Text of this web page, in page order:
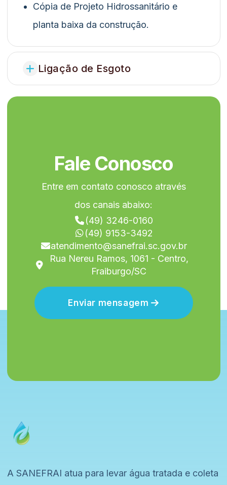
Cópia de Projeto Hidrossanitário e
planta baixa da construção.
Ligação de Esgoto
Fale Conosco
Entre em contato conosco através
dos canais abaixo:
(49) 3246-0160
(49) 9153-3492
atendimento@sanefrai.sc.gov.br
Rua Nereu Ramos, 1061 - Centro,
Fraiburgo/SC
Enviar mensagem
A SANEFRAI atua para levar água tratada e coleta